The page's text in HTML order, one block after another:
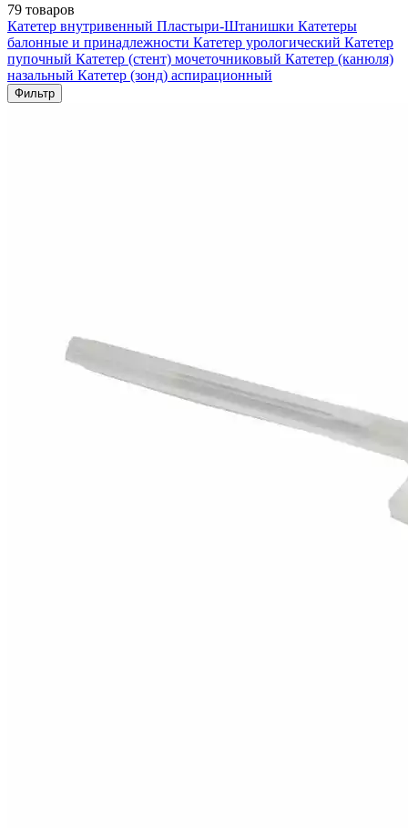
79 товаров
Катетер внутривенный Пластыри-Штанишки Катетеры
балонные и принадлежности Катетер урологический Катетер
пупочный Катетер (стент) мочеточниковый Катетер (канюля)
назальный Катетер (зонд) аспирационный
Фильтр